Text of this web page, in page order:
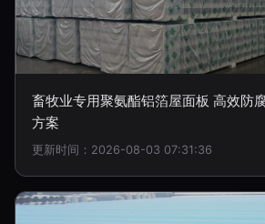
畜牧业专用聚氨酯铝箔屋面板 高效防
方案
更新时间：2026-08-03 07:31:36